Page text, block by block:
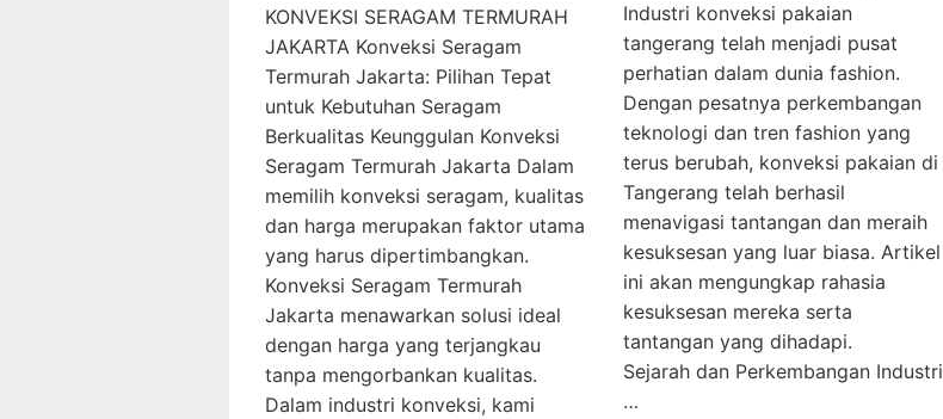
KONVEKSI SERAGAM TERMURAH
JAKARTA Konveksi Seragam
Termurah Jakarta: Pilihan Tepat
untuk Kebutuhan Seragam
Berkualitas Keunggulan Konveksi
Seragam Termurah Jakarta Dalam
memilih konveksi seragam, kualitas
dan harga merupakan faktor utama
yang harus dipertimbangkan.
Konveksi Seragam Termurah
Jakarta menawarkan solusi ideal
dengan harga yang terjangkau
tanpa mengorbankan kualitas.
Dalam industri konveksi, kami
Industri konveksi pakaian
tangerang telah menjadi pusat
perhatian dalam dunia fashion.
Dengan pesatnya perkembangan
teknologi dan tren fashion yang
terus berubah, konveksi pakaian di
Tangerang telah berhasil
menavigasi tantangan dan meraih
kesuksesan yang luar biasa. Artikel
ini akan mengungkap rahasia
kesuksesan mereka serta
tantangan yang dihadapi.
Sejarah dan Perkembangan Industri
…